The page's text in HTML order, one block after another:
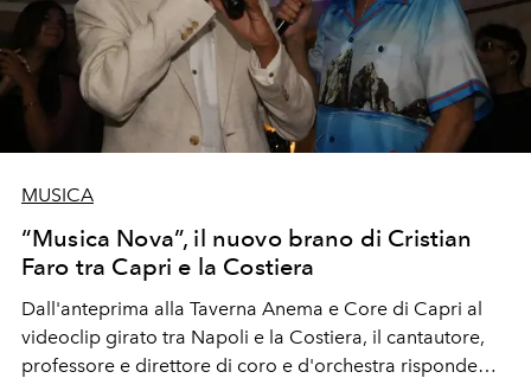
MUSICA
“Musica Nova”, il nuovo brano di Cristian
Faro tra Capri e la Costiera
Dall'anteprima alla Taverna Anema e Core di Capri al
videoclip girato tra Napoli e la Costiera, il cantautore,
professore e direttore di coro e d'orchestra risponde